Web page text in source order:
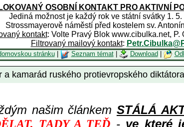
OSOBNÍ KONTAKT PRO AKTIVNÍ
Jediná možnost je každý rok ve státní svátky 1.
Strossmayerově náměstí před kostelem sv.
kontakt: Volte Pravý Blok www.cibulka.net, P.
Filtrovaný mailový kontakt:
stránku| Seznam témat| Download
kamarád ruského protievropského
našim článkem STÁLÁ
TADY A TEĎ - ve které